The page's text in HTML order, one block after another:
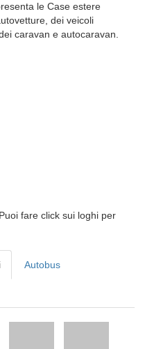
le Case estere
dei veicoli
caravan e autocaravan.
Puoi fare click sui loghi per
Autobus